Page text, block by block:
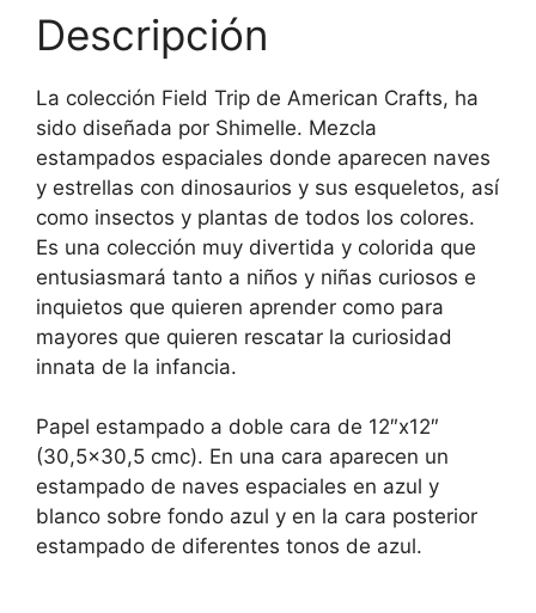
Descripción
La colección Field Trip de American Crafts, ha
sido diseñada por Shimelle. Mezcla
estampados espaciales donde aparecen naves
y estrellas con dinosaurios y sus esqueletos, así
como insectos y plantas de todos los colores.
Es una colección muy divertida y colorida que
entusiasmará tanto a niños y niñas curiosos e
inquietos que quieren aprender como para
mayores que quieren rescatar la curiosidad
innata de la infancia.
Papel estampado a doble cara de 12″x12″
(30,5×30,5 cmc). En una cara aparecen un
estampado de naves espaciales en azul y
blanco sobre fondo azul y en la cara posterior
estampado de diferentes tonos de azul.